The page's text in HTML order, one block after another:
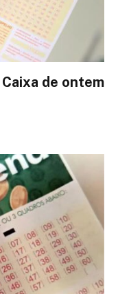
de ontem